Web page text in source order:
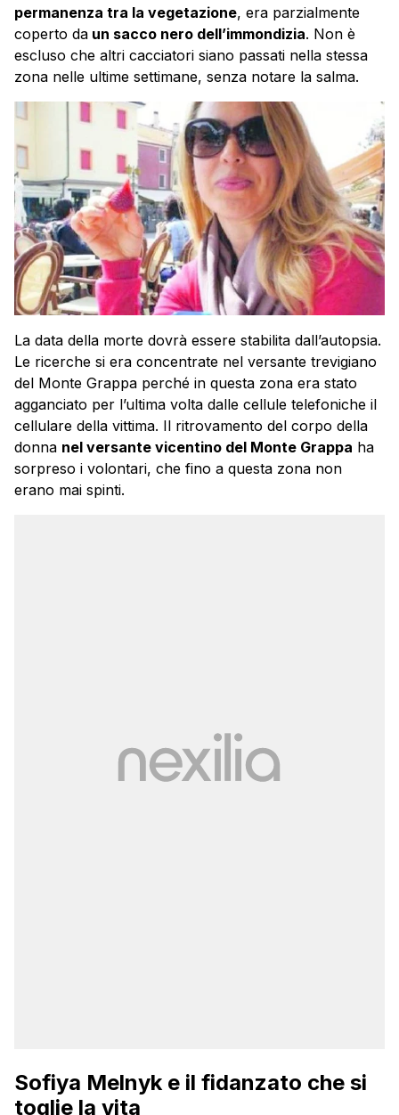
permanenza tra la vegetazione, era parzialmente
coperto da un sacco nero dell’immondizia. Non è
escluso che altri cacciatori siano passati nella stessa
zona nelle ultime settimane, senza notare la salma.
La data della morte dovrà essere stabilita dall’autopsia.
Le ricerche si era concentrate nel versante trevigiano
del Monte Grappa perché in questa zona era stato
agganciato per l’ultima volta dalle cellule telefoniche il
cellulare della vittima. Il ritrovamento del corpo della
donna nel versante vicentino del Monte Grappa ha
sorpreso i volontari, che fino a questa zona non
erano mai spinti.
Sofiya Melnyk e il fidanzato che si
toglie la vita